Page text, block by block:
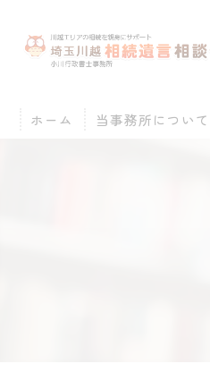
ホーム 当事務所について